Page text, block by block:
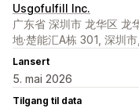
Usgofulfill Inc.
广东省 深圳市 龙华区 龙
地·楚能汇A栋 301, 深圳
Lansert
5. mai 2026
Tilgang til data